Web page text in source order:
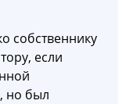
собственнику
если
но был